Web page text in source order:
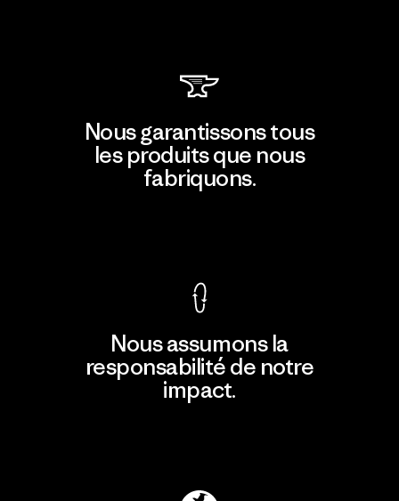
Nous garantissons tous
les produits que nous
fabriquons.
Nous assumons la
responsabilité de notre
impact.